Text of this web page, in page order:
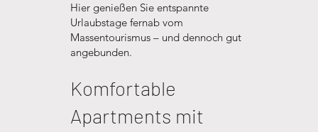
Hier genießen Sie entspannte
Urlaubstage fernab vom
Massentourismus – und dennoch gut
angebunden.
Komfortable
Apartments mit